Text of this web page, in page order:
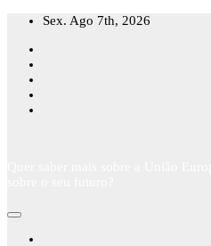
Skip
content
Sex. Ago 7th, 2026